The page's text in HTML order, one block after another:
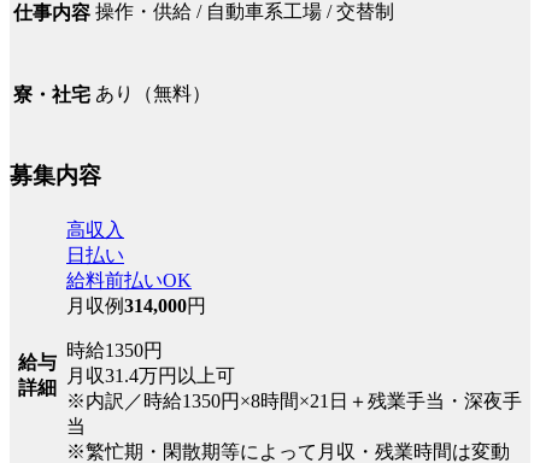
仕事内容 操作・供給 / 自動車系工場 / 交替制
寮・社宅 あり（無料）
募集内容
給与
詳細
高収入
日払い
給料前払いOK
月収例314,000円
時給1350円
月収31.4万円以上可
※内訳／時給1350円×8時間×21日＋残業手当・深夜手
当
※繁忙期・閑散期等によって月収・残業時間は変動